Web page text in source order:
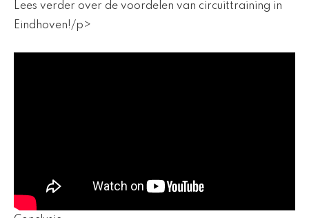
Lees verder over de voordelen van circuittraining in
Eindhoven!/p>